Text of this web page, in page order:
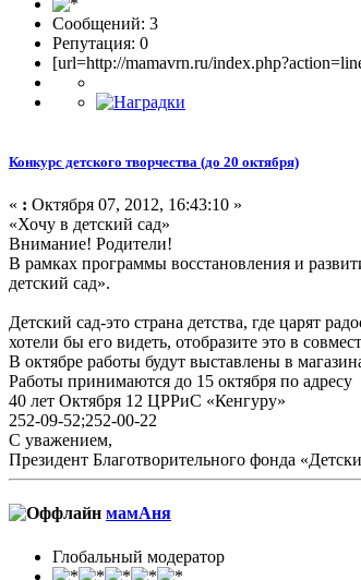
Сообщений: 3
Репутация: 0
[url=http://mamavrn.ru/
Конкурс детского творчества (до 20 октября)
« : Октября 07, 2012, 16:43:10 »
«Хочу в детский сад»
Внимание! Родители!
В рамках программы восстановления и
детский сад».
Детский сад-это страна детства, где царят
хотели бы его видеть, отобразите это в
В октябре работы будут выставлены в
Работы принимаются до 15 октября по адресу
40 лет Октября 12 ЦРРиС «Кенгуру»
252-09-52;252-00-22
С уважением,
Президент Благотворительного фонда
мамАня
Глобальный модератор